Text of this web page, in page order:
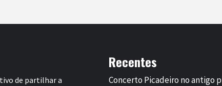
de partilhar a
Recentes
Concerto Picadeiro no antigo